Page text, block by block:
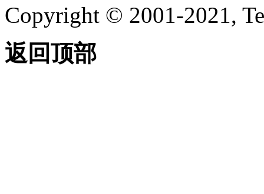
Copyright © 2001-2021,
返回顶部